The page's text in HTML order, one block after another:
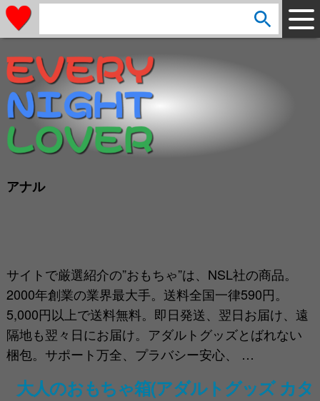
アナル
サイトで厳選紹介の”おもちゃ”は、NSL社の商品。
2000年創業の業界最大手。送料全国一律590円。
5,000円以上で送料無料。即日発送、翌日お届け、遠
隔地も翌々日にお届け。アダルトグッズとばれない
梱包。サポート万全、プラバシー安心、 …
大人のおもちゃ箱(アダルトグッズ カタ
e
a
r
c
h
:
arrow_circle_down